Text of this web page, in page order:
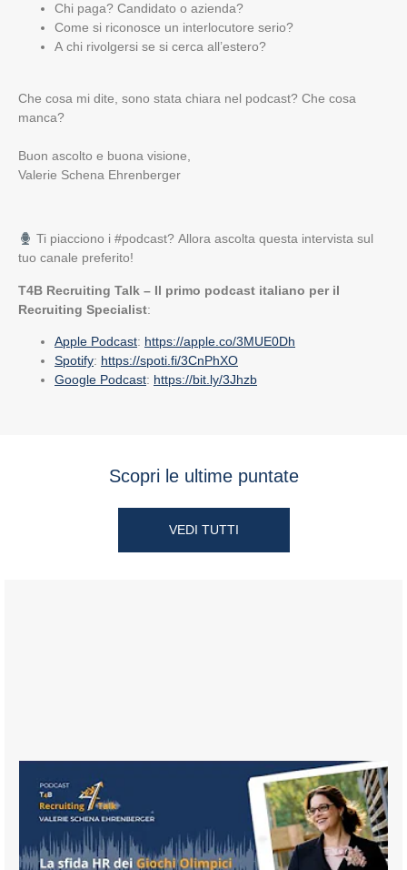
Chi paga? Candidato o azienda?
Come si riconosce un interlocutore serio?
A chi rivolgersi se si cerca all’estero?
Che cosa mi dite, sono stata chiara nel podcast? Che cosa
manca?
Buon ascolto e buona visione,
Valerie Schena Ehrenberger
Ti piacciono i #podcast? Allora ascolta questa intervista sul
tuo canale preferito!
T4B Recruiting Talk – Il primo podcast italiano per il
Recruiting Specialist:
Apple Podcast: https://apple.co/3MUE0Dh
Spotify: https://spoti.fi/3CnPhXO
Google Podcast: https://bit.ly/3Jhzb
Scopri le ultime puntate
VEDI TUTTI